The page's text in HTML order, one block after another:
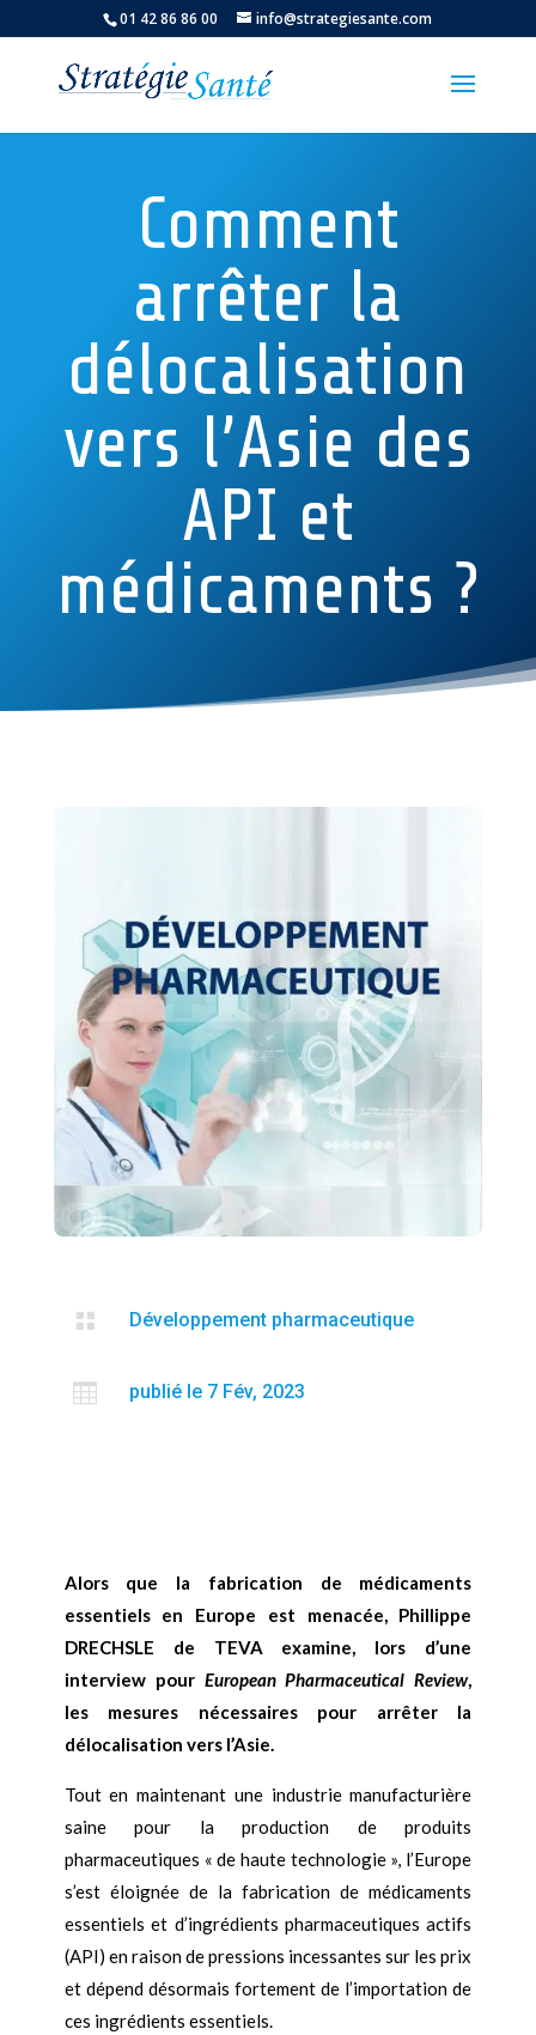
01 42 86 86 00 info@strategiesante.com
Comment
arrêter la
délocalisation
vers l’Asie des
API et
médicaments ?
 Développement pharmaceutique
 publié le 7 Fév, 2023
Alors que la fabrication de médicaments
essentiels en Europe est menacée, Phillippe
DRECHSLE de TEVA examine, lors d’une
interview pour European Pharmaceutical Review,
les mesures nécessaires pour arrêter la
délocalisation vers l’Asie.
Tout en maintenant une industrie manufacturière
saine pour la production de produits
pharmaceutiques « de haute technologie », l’Europe
s’est éloignée de la fabrication de médicaments
essentiels et d’ingrédients pharmaceutiques actifs
(API) en raison de pressions incessantes sur les prix
et dépend désormais fortement de l’importation de
ces ingrédients essentiels.